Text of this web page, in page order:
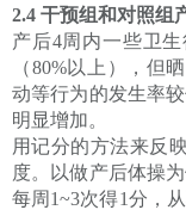
2.4 干预组和对照组
产后4周内一些卫
（80%以上），但
动等行为的发生率
明显增加。
用记分的方法来反
度。以做产后体操
每周1~3次得1分，